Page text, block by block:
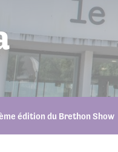
Projet
Équipe
Billetterie
Découvrir
Action
Les
Regards
édition du Brethon Show